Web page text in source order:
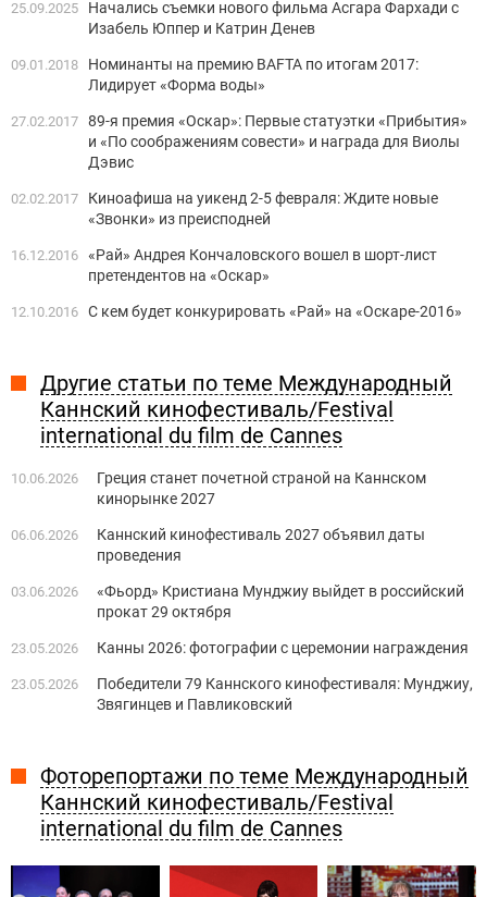
25.09.2025
Начались съемки нового фильма Асгара Фархади с
Изабель Юппер и Катрин Денев
09.01.2018
Номинанты на премию BAFTA по итогам 2017:
Лидирует «Форма воды»
27.02.2017 89-я премия «Оскар»: Первые статуэтки «Прибытия»
и «По соображениям совести» и награда для Виолы
Дэвис
02.02.2017
Киноафиша на уикенд 2-5 февраля: Ждите новые
«Звонки» из преисподней
16.12.2016 «Рай» Андрея Кончаловского вошел в шорт-лист
претендентов на «Оскар»
12.10.2016 С кем будет конкурировать «Рай» на «Оскаре-2016»
Другие статьи по теме Международный
Каннский кинофестиваль/Festival
international du film de Cannes
10.06.2026
Греция станет ​​почетной страной на Каннском
кинорынке 2027
06.06.2026
Каннский кинофестиваль 2027 объявил даты
проведения
03.06.2026
«Фьорд» Кристиана Мунджиу выйдет в российский
прокат 29 октября
23.05.2026 Канны 2026: фотографии с церемонии награждения
23.05.2026
Победители 79 Каннского кинофестиваля: Мунджиу,
Звягинцев и Павликовский
Фоторепортажи по теме Международный
Каннский кинофестиваль/Festival
international du film de Cannes